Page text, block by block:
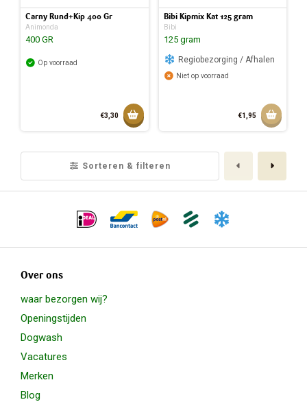
Carny Rund+Kip 400 Gr
Animonda
400 GR
Op voorraad
€3,30 Toevoegen aan mandje
Toegevoegd aan mandje
Bibi Kipmix Kat 125 gram
Bibi
125 gram
Regiobezorging / Afhalen
Niet op voorraad
€1,95 Aan
Sorteren & filteren Vorige
Over ons
waar bezorgen wij?
Openingstijden
Dogwash
Vacatures
Merken
Blog